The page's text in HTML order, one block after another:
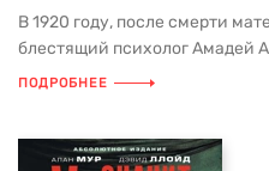
В 1920 году, после смерти
блестящий психолог Амадей
ПОДРОБНЕЕ